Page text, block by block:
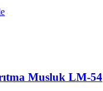
Musluk LM-54